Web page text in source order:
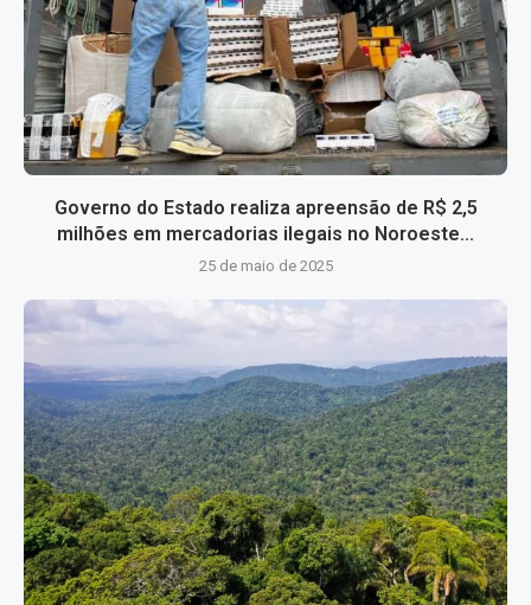
Governo do Estado realiza apreensão de R$ 2,5
milhões em mercadorias ilegais no Noroeste...
25 de maio de 2025